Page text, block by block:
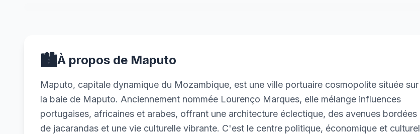
🏙️À propos de Maputo
Maputo, capitale dynamique du Mozambique, est une ville portuaire cosmopolite située sur
la baie de Maputo. Anciennement nommée Lourenço Marques, elle mélange influences
portugaises, africaines et arabes, offrant une architecture éclectique, des avenues bordées
de jacarandas et une vie culturelle vibrante. C'est le centre politique, économique et culturel